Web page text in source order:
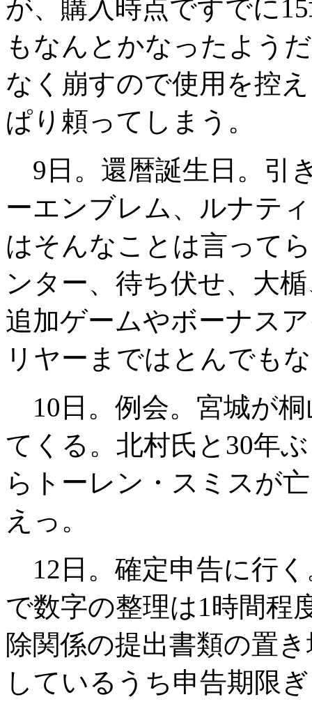
が、購入時点ですでに
もなんとかなったよう
なく崩すので使用を控
ぱり頼ってしまう。
9日。還暦誕生日。引
ーエンブレム、ルナテ
はそんなことは言って
ンター、待ち伏せ、大
追加ゲームやボーナス
リヤーまではとんでも
10日。例会。宮城が桐
てくる。北村氏と30年
らトーレン・スミスが
えっ。
12日。確定申告に行
で数字の整理は1時間程
除関係の提出書類の置
しているうち申告期限